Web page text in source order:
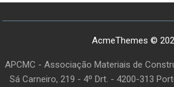
AcmeThemes ©
APCMC - Associação Materiais de
Sá Carneiro, 219 - 4º Drt. - 4200-313